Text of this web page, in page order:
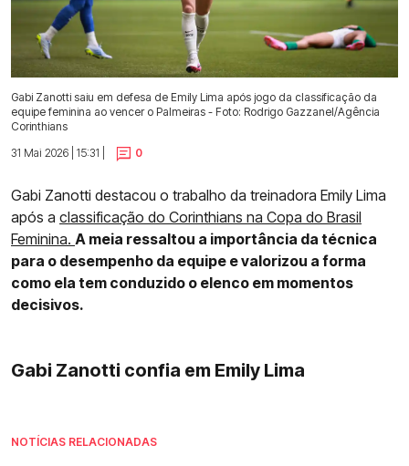
Gabi Zanotti saiu em defesa de Emily Lima após jogo da classificação da
equipe feminina ao vencer o Palmeiras - Foto: Rodrigo Gazzanel/Agência
Corinthians
31 Mai 2026 | 15:31 |
0
Gabi Zanotti destacou o trabalho da treinadora Emily Lima
após a classificação do Corinthians na Copa do Brasil
Feminina. A meia ressaltou a importância da técnica
para o desempenho da equipe e valorizou a forma
como ela tem conduzido o elenco em momentos
decisivos.
Gabi Zanotti confia em Emily Lima
NOTÍCIAS RELACIONADAS